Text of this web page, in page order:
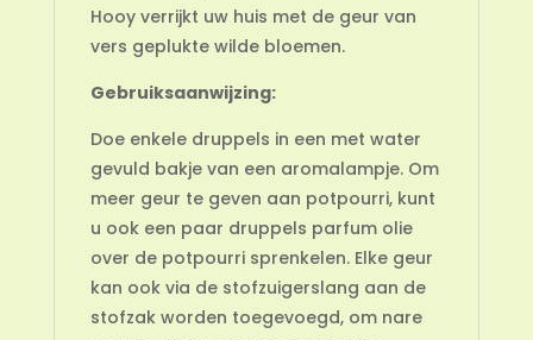
Hooy verrijkt uw huis met de geur van
vers geplukte wilde bloemen.
Gebruiksaanwijzing:
Doe enkele druppels in een met water
gevuld bakje van een aromalampje. Om
meer geur te geven aan potpourri, kunt
u ook een paar druppels parfum olie
over de potpourri sprenkelen. Elke geur
kan ook via de stofzuigerslang aan de
stofzak worden toegevoegd, om nare